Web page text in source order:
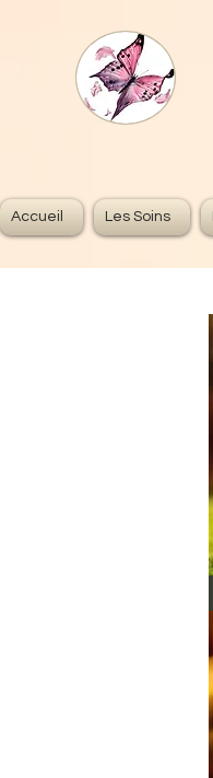
Accueil Les Soins